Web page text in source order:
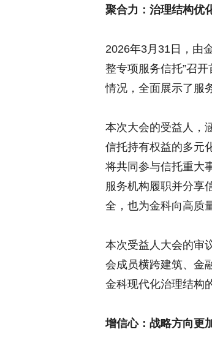
聚合力：治理结构优
2026年3月31日，由
整专项服务信托”召
情况，全面展示了服
本次大会的受益人，
信托持有权益的多元
将共同参与信托重大
服务机构履职并分享
全，也为金科向高质
本次受益人大会的审
会成员横跨建筑、金
金科现代化治理结构
增信心：战略方向更